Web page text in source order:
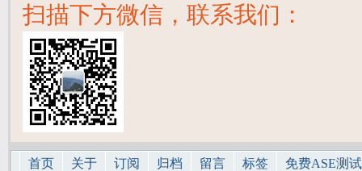
扫描下方微信，联系我们：
首页 关于 订阅 归档 留言 标签 免费ASE测